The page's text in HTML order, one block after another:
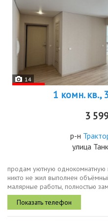
14
1 комн. кв.,
3
р-н
улица
продам уютную однокомнатную
никто не жил выполнен
малярные работы, полностью
встрече все расскажу покажу.
дополнениями....